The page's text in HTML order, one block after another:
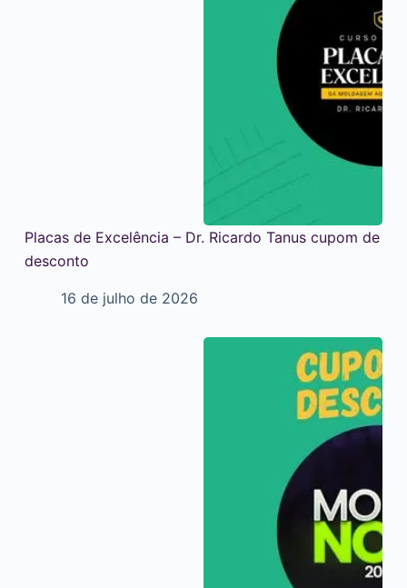
Placas de Excelência – Dr. Ricardo Tanus cupom de
desconto
16 de julho de 2026